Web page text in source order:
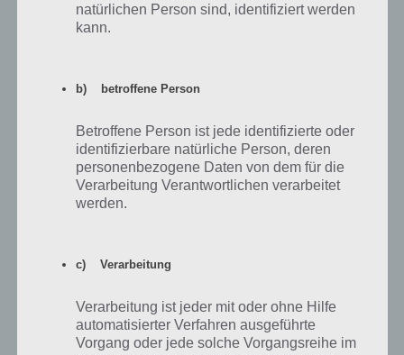
100 Doors: Level 59 Lösung
Die aktuelle Lösung
Durch ein Update des Spiels 100 Doors hat sich auch die Lösung zu
n. Nun klickt ihr daszusammengeknüllte Papier RECHTS
(also das Item ganz unten links) und das ganze fünfmal.
Damit sollte auch Level 59 von 100 Doors gelöst sein.
natürlichen Person sind, identifiziert werden
kann.
b) betroffene Person
Betroffene Person ist jede identifizierte oder
identifizierbare natürliche Person, deren
personenbezogene Daten von dem für die
Verarbeitung Verantwortlichen verarbeitet
werden.
c) Verarbeitung
Verarbeitung ist jeder mit oder ohne Hilfe
automatisierter Verfahren ausgeführte
Vorgang oder jede solche Vorgangsreihe im